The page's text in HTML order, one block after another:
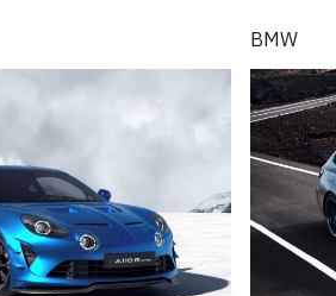
BMW